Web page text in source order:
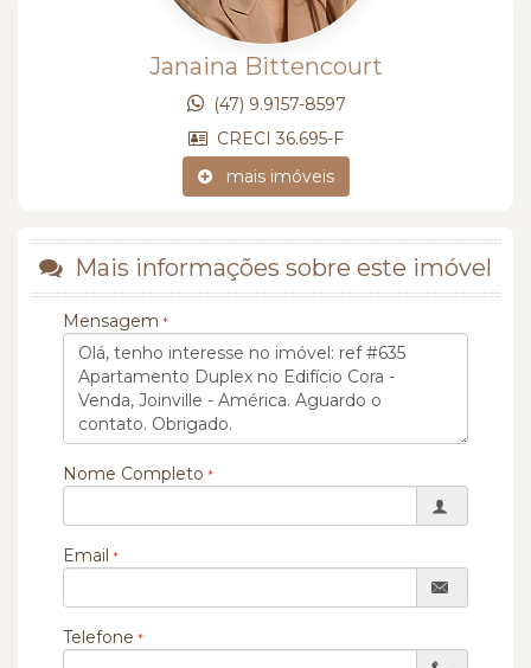
Janaina Bittencourt
(47) 9.9157-8597
CRECI 36.695-F
mais imóveis
Mais informações sobre este imóvel
Mensagem
Nome Completo
Email
Telefone